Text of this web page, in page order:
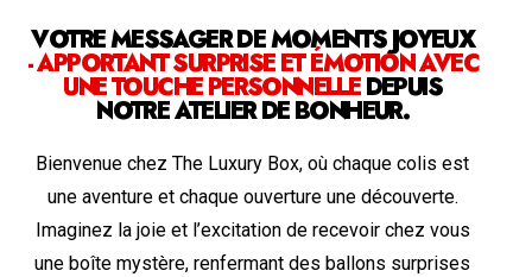
VOTRE MESSAGER DE MOMENTS JOYEUX
- APPORTANT SURPRISE ET ÉMOTION AVEC
UNE TOUCHE PERSONNELLEDEPUIS
NOTRE ATELIER DE BONHEUR.
Bienvenue chez The Luxury Box, où chaque colis est
une aventure et chaque ouverture une découverte.
Imaginez la joie et l’excitation de recevoir chez vous
une boîte mystère, renfermant des ballons surprises